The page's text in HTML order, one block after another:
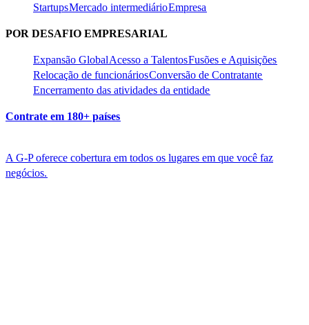
Startups​​Mercado intermediário​​Empresa​​
POR DESAFIO EMPRESARIAL​​
Expansão Global​​Acesso a Talentos​​Fusões e Aquisições​​
Relocação de funcionários​​Conversão de Contratante​​
Encerramento das atividades da entidade​​
Contrate em 180+ países​​
A G-P oferece cobertura em todos os lugares em que você faz
negócios.​​